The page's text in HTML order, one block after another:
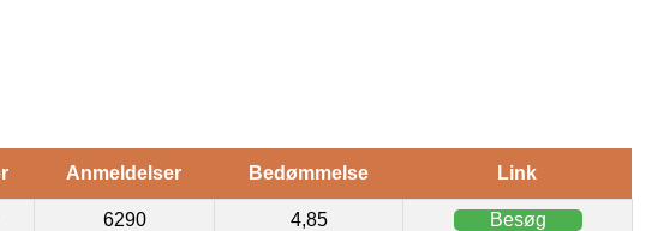
Anmeldelser Bedømmelse Link
6290 4,85 Besøg